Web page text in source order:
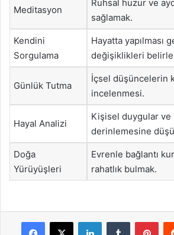
Meditasyon
Ruhsal huzur ve
sağlamak.
Kendini
Sorgulama
Hayatta yapılması
değişiklikleri
Günlük Tutma
İçsel düşüncelerin
incelenmesi.
Hayal Analizi
Kişisel duygular ve
derinlemesine
Doğa
Yürüyüşleri
Evrenle bağlantı
rahatlık bulmak.
Facebook
X LinkedInTumblr